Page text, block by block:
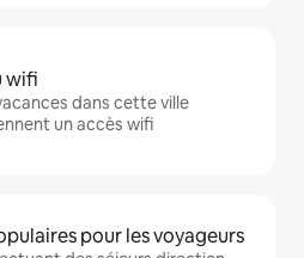
wifi
dans cette ville
un accès wifi
pour les voyageurs